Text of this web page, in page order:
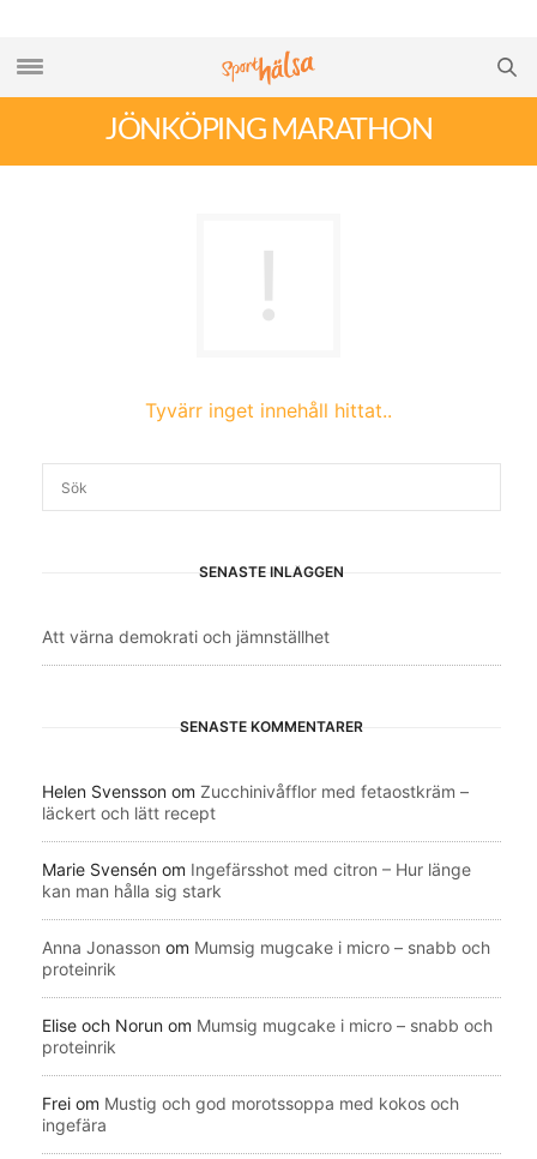
JÖNKÖPING MARATHON
Tyvärr inget innehåll hittat..
SENASTE INLÄGGEN
Att värna demokrati och jämnställhet
SENASTE KOMMENTARER
Helen Svensson om Zucchinivåfflor med fetaostkräm –
läckert och lätt recept
Marie Svensén om Ingefärsshot med citron – Hur länge
kan man hålla sig stark
Anna Jonasson om Mumsig mugcake i micro – snabb och
proteinrik
Elise och Norun om Mumsig mugcake i micro – snabb och
proteinrik
Frei om Mustig och god morotssoppa med kokos och
ingefära